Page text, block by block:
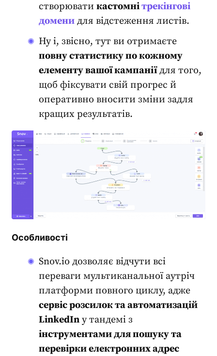
створювати кастомнітрекінгові
домени для відстеження листів.
Ну і, звісно, тут ви отримаєте
повну статистику по кожному
елементу вашої кампаніїдля того,
щоб фіксувати свій прогрес й
оперативно вносити зміни задля
кращих результатів.
Особливості
Snov.io дозволяє відчути всі
переваги мультиканальної аутріч
платформи повного циклу, адже
сервіс розсилокта автоматизацій
LinkedIn у тандемі з
інструментами для пошуку та
перевірки електронних адрес